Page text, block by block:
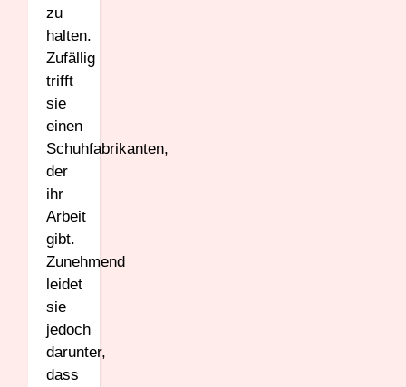
zu
halten.
Zufällig
trifft
sie
einen
Schuhfabrikanten,
der
ihr
Arbeit
gibt.
Zunehmend
leidet
sie
jedoch
darunter,
dass